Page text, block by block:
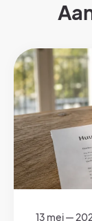
13 mei —